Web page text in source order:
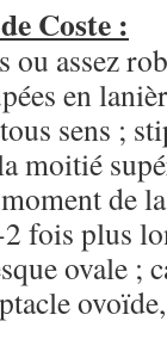
Coste :
ou assez
en
sens ;
moitié
de
fois plus
ovale ;